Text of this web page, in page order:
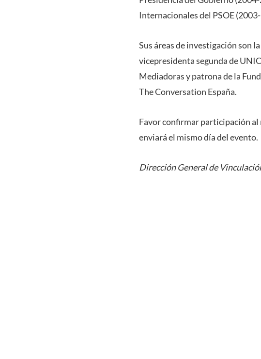
Internacionales del PSOE
Sus áreas de investigación son
vicepresidenta segunda de
Mediadoras y patrona de la
The Conversation España.
Favor confirmar participación al
enviará el mismo día del evento.
Dirección General de